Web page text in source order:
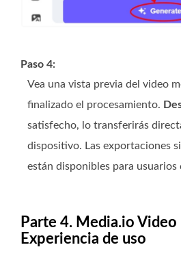
Paso 4:
Vea una vista previa del video
finalizado el procesamiento.
satisfecho, lo transferirás
dispositivo. Las exportaciones
están disponibles para usuarios
Parte 4. Media.io Video
Experiencia de uso